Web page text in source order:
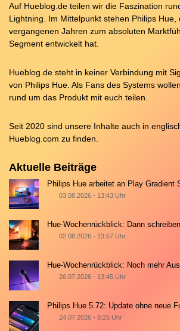
Auf Hueblog.de teilen wir die Faszination
Lightning. Im Mittelpunkt stehen Philips Hue,
vergangenen Jahren zum absoluten
Segment entwickelt hat.
Hueblog.de steht in keiner Verbindung mit
von Philips Hue. Als Fans des Systems
rund um das Produkt mit euch teilen.
Seit 2020 sind unsere Inhalte auch in
Hueblog.com zu finden.
Aktuelle Beiträge
Philips Hue arbeitet an Play Gradient
03.08.2026 - 13:43 Uhr
Hue-Wochenrückblick: Dann
02.08.2026 - 13:57 Uhr
Hue-Wochenrückblick: Noch mehr
26.07.2026 - 13:45 Uhr
Philips Hue 5.72: Update ohne neue
24.07.2026 - 8:25 Uhr